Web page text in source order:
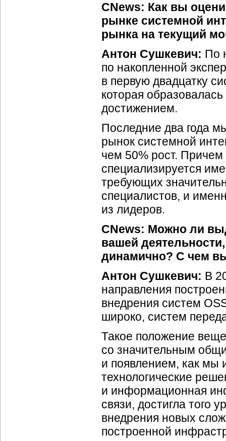
CNews: Как вы
рынке системной
рынка на текущий
Антон Сушкевич: По
по накопленной
в первую двадцатку
которая
достижением.
Последние два года
рынок системной
чем 50% рост.
специализируется
требующих
специалистов, и
из лидеров.
CNews: Можно ли
вашей
динамично? С чем
Антон Сушкевич: В
направления
внедрения систем
широко, систем
Такое положение
со значительным
и появлением, как мы
технологические
и информационная
связи, достигла того
внедрения новых
построенной